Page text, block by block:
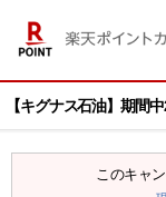
【キグナス石油】期間
このキャ